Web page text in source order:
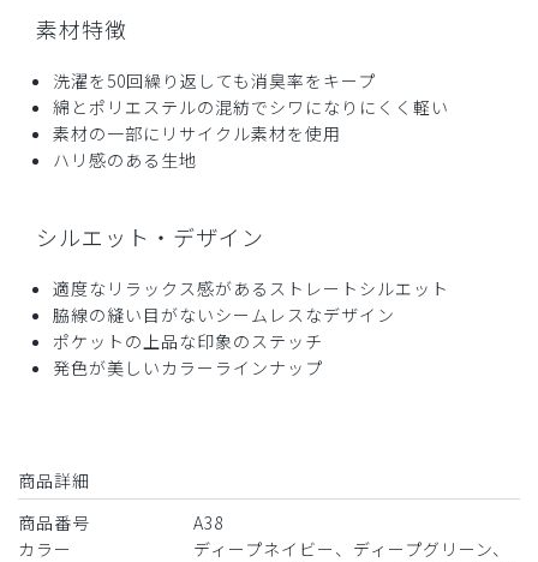
デザインや着心地は素晴らしいのですが、作業着としての丈
摩擦でテカったり、熱に弱く冬場診察室の足元暖房で溶けて
しまい大穴が開いたこともあり、化学繊維比率の低い商品を
お作り頂けたら幸いです。
是非デザインの素晴らしい丈夫なラインの開発をよろしくお
商品：A38メンズ:デオストレッチスクラブパンツ/ディ
役に立った 0
購入確認済み
年齢:40代 171-175cm
防臭性にかなり優れている
素材特徴
洗濯を50回繰り返しても消臭率をキープ
綿とポリエステルの混紡でシワになりにくく軽い
素材の一部にリサイクル素材を使用
ハリ感のある生地
シルエット・デザイン
適度なリラックス感があるストレートシルエット
脇線の縫い目がないシームレスなデザイン
ポケットの上品な印象のステッチ
発色が美しいカラーラインナップ
商品詳細
商品番号
A38
カラー
ディープネイビー、ディープグリーン、